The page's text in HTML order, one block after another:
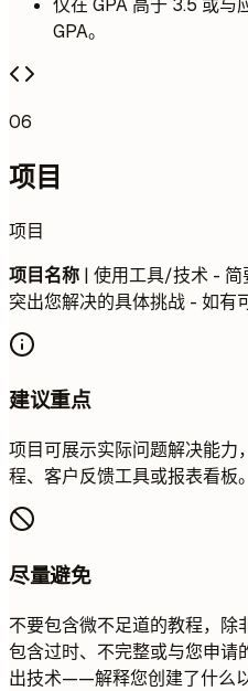
仅在 GPA 高于 3.5 或与
GPA。
06
项目
项目
项目名称 | 使用工具/技术 - 简
突出您解决的具体挑战 - 如有
建议重点
项目可展示实际问题解决能力
程、客户反馈工具或报表看板。
尽量避免
不要包含微不足道的教程，除
包含过时、不完整或与您申请
出技术——解释您创建了什么